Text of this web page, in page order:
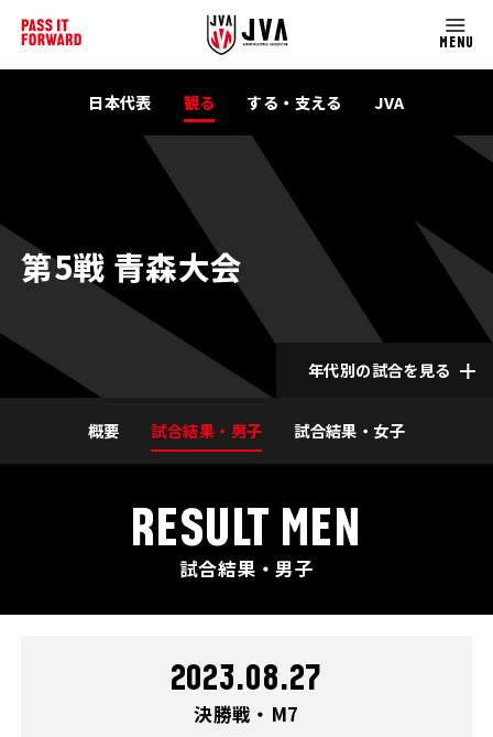
MENU
日本代表 観る する・支える JVA
第5戦 青森大会
年代別の試合を見る
概要 試合結果・男子 試合結果・女子
RESULT MEN
試合結果・男子
2023.08.27
決勝戦・M7